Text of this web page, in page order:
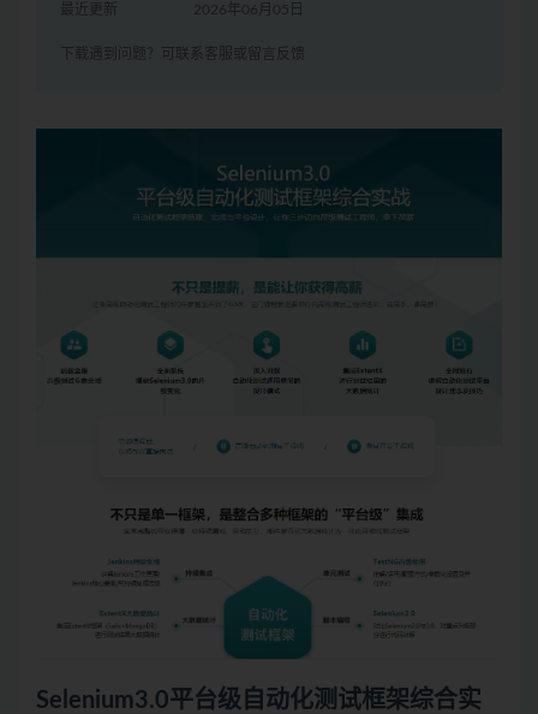
最近更新 2026年06月05日
下载遇到问题？可联系客服或留言反馈
Selenium3.0平台级 自动化测试框架综合实